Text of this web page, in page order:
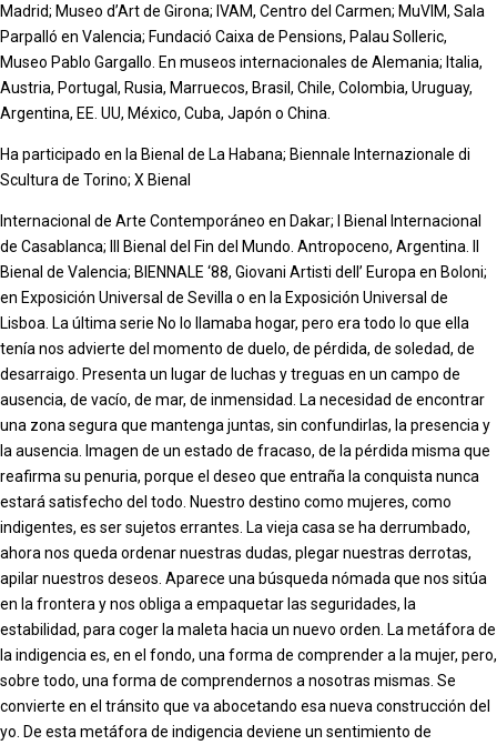
Madrid; Museo d’Art de Girona; IVAM, Centro del Carmen; MuVIM, Sala
Parpalló en Valencia; Fundació Caixa de Pensions, Palau Solleric,
Museo Pablo Gargallo. En museos internacionales de Alemania; Italia,
Austria, Portugal, Rusia, Marruecos, Brasil, Chile, Colombia, Uruguay,
Argentina, EE. UU, México, Cuba, Japón o China
Ha participado en la Bienal de La Habana; Biennale Internazionale di
Scultura de Torino; X Bienal
Internacional de Arte Contemporáneo en Dakar; I Bienal Internacional
de Casablanca; III Bienal del Fin del Mundo. Antropoceno, Argentina. II
Bienal de Valencia; BIENNALE ‘88, Giovani Artisti dell’ Europa en Boloni;
en Exposición Universal de Sevilla o en la Exposición Universal de
Lisboa. La última serie No lo llamaba hogar, pero era todo lo que ella
tenía nos advierte del momento de duelo, de pérdida, de soledad, de
desarraigo. Presenta un lugar de luchas y treguas en un campo de
ausencia, de vacío, de mar, de inmensidad. La necesidad de encontrar
una zona segura que mantenga juntas, sin confundirlas, la presencia y
la ausencia. Imagen de un estado de fracaso, de la pérdida misma que
reafirma su penuria, porque el deseo que entraña la conquista nunca
estará satisfecho del todo. Nuestro destino como mujeres, como
indigentes, es ser sujetos errantes. La vieja casa se ha derrumbado,
ahora nos queda ordenar nuestras dudas, plegar nuestras derrotas,
apilar nuestros deseos. Aparece una búsqueda nómada que nos sitúa
en la frontera y nos obliga a empaquetar las seguridades, la
estabilidad, para coger la maleta hacia un nuevo orden. La metáfora de
la indigencia es, en el fondo, una forma de comprender a la mujer, pero,
sobre todo, una forma de comprendernos a nosotras mismas. Se
convierte en el tránsito que va abocetando esa nueva construcción del
yo. De esta metáfora de indigencia deviene un sentimiento de